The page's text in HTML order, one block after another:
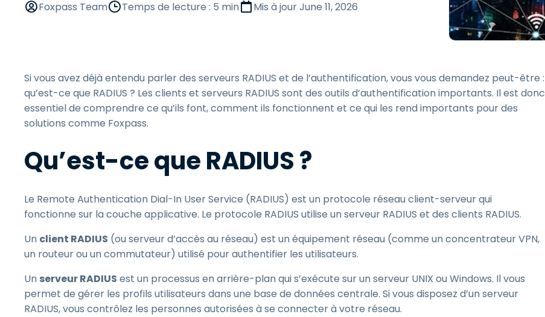
Intégration eduroam pour
l'enseignement supérieur
Foxpass Team Temps de lecture : 5 min Mis à jourJune 11, 2026
Si vous avez déjà entendu parler des serveurs RADIUS et de l’authentification, vous vous demandez peut-être :
qu’est-ce que RADIUS ? Les clients et serveurs RADIUS sont des outils d’authentification importants. Il est donc
essentiel de comprendre ce qu’ils font, comment ils fonctionnent et ce qui les rend importants pour des
solutions comme Foxpass.
Qu’est-ce que RADIUS ?
Le Remote Authentication Dial-In User Service (RADIUS) est un protocole réseau client-serveur qui
fonctionne sur la couche applicative. Le protocole RADIUS utilise un serveur RADIUS et des clients RADIUS.
Un client RADIUS (ou serveur d’accès au réseau) est un équipement réseau (comme un concentrateur VPN,
un routeur ou un commutateur) utilisé pour authentifier les utilisateurs.
Un serveur RADIUS est un processus en arrière-plan qui s’exécute sur un serveur UNIX ou Windows. Il vous
permet de gérer les profils utilisateurs dans une base de données centrale. Si vous disposez d’un serveur
RADIUS, vous contrôlez les personnes autorisées à se connecter à votre réseau.